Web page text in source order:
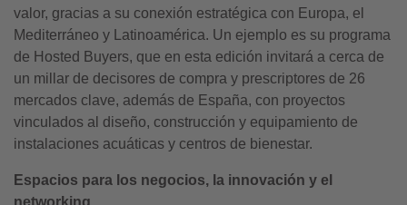
valor, gracias a su conexión estratégica con Europa, el
Mediterráneo y Latinoamérica. Un ejemplo es su programa
de Hosted Buyers, que en esta edición invitará a cerca de
un millar de decisores de compra y prescriptores de 26
mercados clave, además de España, con proyectos
vinculados al diseño, construcción y equipamiento de
instalaciones acuáticas y centros de bienestar.
Espacios para los negocios, la innovación y el
networking